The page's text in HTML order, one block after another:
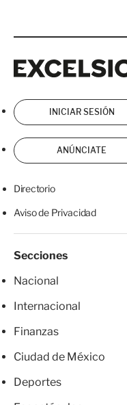
INICIAR SESIÓN
ANÚNCIATE
Directorio
Aviso de Privacidad
Secciones
Nacional
Internacional
Finanzas
Ciudad de México
Deportes